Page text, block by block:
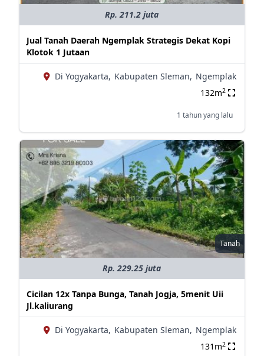
Rp. 211.2 juta
Jual Tanah Daerah Ngemplak Strategis Dekat Kopi
Klotok 1 Jutaan
Di Yogyakarta, Kabupaten Sleman, Ngemplak
132m2
1 tahun yang lalu
Tanah
Rp. 229.25 juta
Cicilan 12x Tanpa Bunga, Tanah Jogja, 5menit Uii
Jl.kaliurang
Di Yogyakarta, Kabupaten Sleman, Ngemplak
131m2